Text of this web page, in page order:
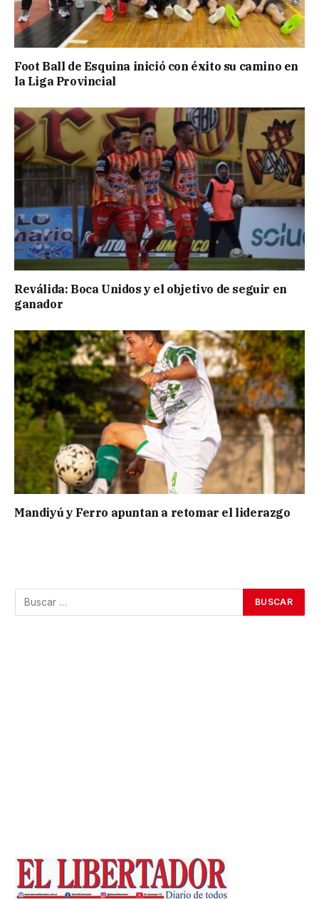
Foot Ball de Esquina inició con éxito su camino en
la Liga Provincial
Reválida: Boca Unidos y el objetivo de seguir en
ganador
Mandiyú y Ferro apuntan a retomar el liderazgo